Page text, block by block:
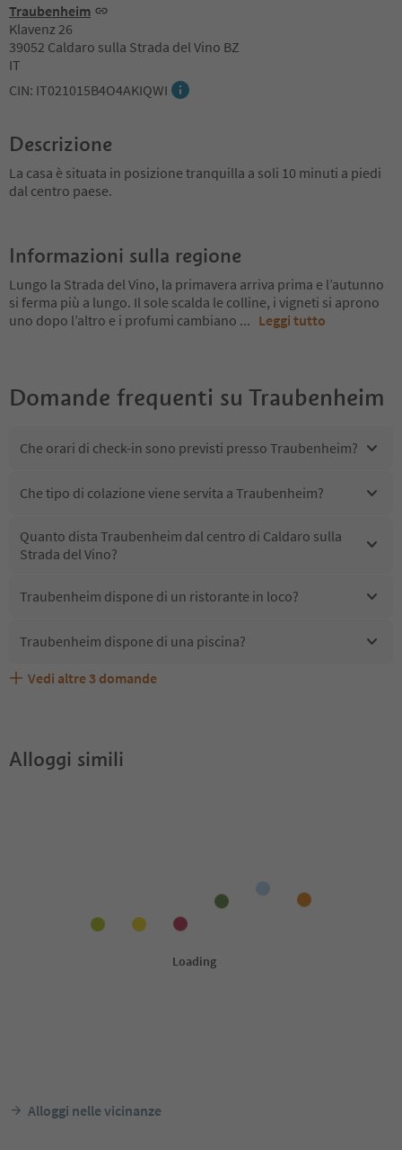
Traubenheim
Klavenz 26
39052 Caldaro sulla Strada del Vino BZ
IT
CIN: IT021015B4O4AKIQWI
Descrizione
La casa è situata in posizione tranquilla a soli 10 minuti a piedi
dal centro paese.
Informazioni sulla regione
Lungo la Strada del Vino, la primavera arriva prima e l’autunno
si ferma più a lungo. Il sole scalda le colline, i vigneti si aprono
uno dopo l’altro e i profumi cambiano ... Leggi tutto
Domande frequenti su Traubenheim
Che orari di check-in sono previsti presso Traubenheim?
Che tipo di colazione viene servita a Traubenheim?
Quanto dista Traubenheim dal centro di Caldaro sulla
Strada del Vino?
Traubenheim dispone di un ristorante in loco?
Traubenheim dispone di una piscina?
Traubenheim accetta animali domestici?
Quali servizi/attività sono disponibili presso
Gli ospiti di Traubenheim ricevono l'Alto Adige Guest
Vedi altre 3 domande
Alloggi simili
Alloggi nelle vicinanze